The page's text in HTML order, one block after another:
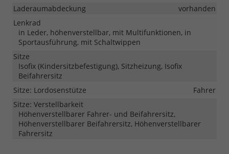
Laderaumabdeckung
vorhanden
Lenkrad
in Leder, höhenverstellbar, mit Multifunktionen, in
Sportausführung, mit Schaltwippen
Sitze
Isofix (Kindersitzbefestigung), Sitzheizung, Isofix
Beifahrersitz
Sitze: Lordosenstütze
Fahrer
Sitze: Verstellbarkeit
Höhenverstellbarer Fahrer- und Beifahrersitz,
Höhenverstellbarer Beifahrersitz, Höhenverstellbarer
Fahrersitz